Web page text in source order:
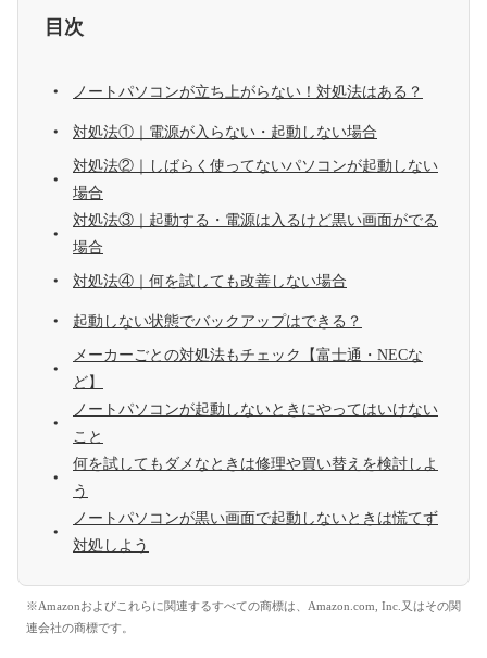
目次
ノートパソコンが立ち上がらない！対処法はある？
対処法①｜電源が入らない・起動しない場合
対処法②｜しばらく使ってないパソコンが起動しない
場合
対処法③｜起動する・電源は入るけど黒い画面がでる
場合
対処法④｜何を試しても改善しない場合
起動しない状態でバックアップはできる？
メーカーごとの対処法もチェック【富士通・NECな
ど】
ノートパソコンが起動しないときにやってはいけない
こと
何を試してもダメなときは修理や買い替えを検討しよ
う
ノートパソコンが黒い画面で起動しないときは慌てず
対処しよう
※Amazonおよびこれらに関連するすべての商標は、Amazon.com, Inc.又はその関
連会社の商標です。